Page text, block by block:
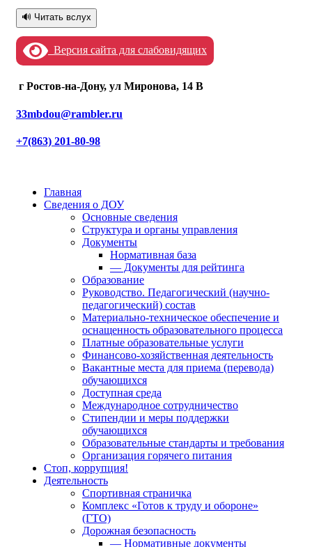
🔊 Читать вслух
Версия сайта для слабовидящих
г Ростов-на-Дону, ул Миронова, 14 В
33mbdou@rambler.ru
+7(863) 201-80-98
Главная
Сведения о ДОУ
Основные сведения
Структура и органы управления
Документы
Нормативная база
— Документы для рейтинга
Образование
Руководство. Педагогический (научно-
педагогический) состав
Материально-техническое обеспечение и
оснащенность образовательного процесса
Платные образовательные услуги
Финансово-хозяйственная деятельность
Вакантные места для приема (перевода)
обучающихся
Доступная среда
Международное сотрудничество
Стипендии и меры поддержки
обучающихся
Образовательные стандарты и требования
Организация горячего питания
Стоп, коррупция!
Деятельность
Спортивная страничка
Комплекс «Готов к труду и обороне»
(ГТО)
Дорожная безопасность
— Нормативные документы